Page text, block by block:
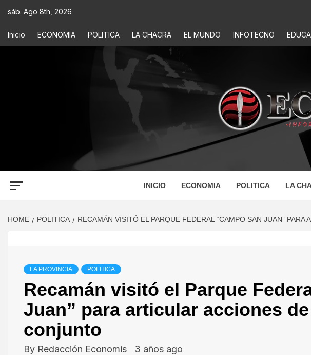
sáb. Ago 8th, 2026
Inicio ECONOMIA POLITICA LA CHACRA EL MUNDO INFOTECNO
ECONOMIS
INICIO ECONOMIA POLITICA LA
HOME POLITICA RECAMÁN VISITÓ EL PARQUE FEDERAL “CAMPO SAN JUAN”
LA PROVINCIA POLITICA
Recamán visitó el Parque
Juan” para articular acciones
conjunto
By Redacción Economis 3 años ago